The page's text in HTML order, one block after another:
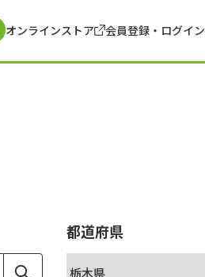
オンラインストア 会員登録・ログイン
都道府県